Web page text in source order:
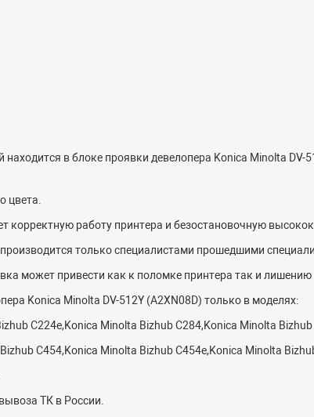
в блоке проявки девелопера Konica Minolta DV-
цвета.
корректную работу принтера и безостановочную
только специалистами прошедшими
может привести как к поломке принтера так и лишению
Konica Minolta DV-512Y (A2XN08D) только в моделях:
C224e,Konica Minolta Bizhub C284,Konica Minolta
C454,Konica Minolta BizhubC454e,Konica Minolta
ТК в России.